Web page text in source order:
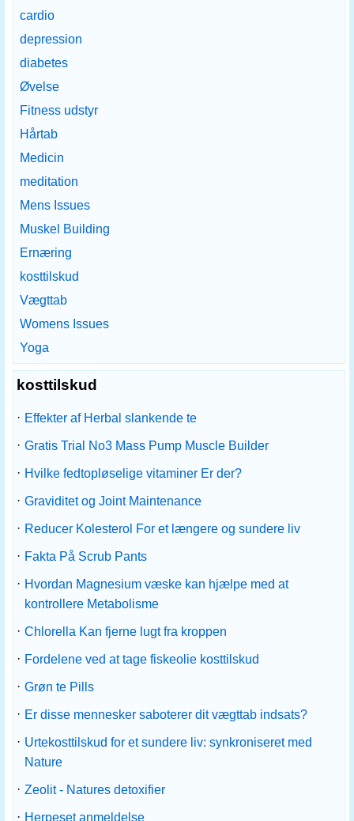
cardio
depression
diabetes
Øvelse
Fitness udstyr
Hårtab
Medicin
meditation
Mens Issues
Muskel Building
Ernæring
kosttilskud
Vægttab
Womens Issues
Yoga
kosttilskud
· Effekter af Herbal slankende te
· Gratis Trial No3 Mass Pump Muscle Builder
· Hvilke fedtopløselige vitaminer Er der?
· Graviditet og Joint Maintenance
· Reducer Kolesterol For et længere og sundere liv
· Fakta På Scrub Pants
· Hvordan Magnesium væske kan hjælpe med at
kontrollere Metabolisme
· Chlorella Kan fjerne lugt fra kroppen
· Fordelene ved at tage fiskeolie kosttilskud
· Grøn te Pills
· Er disse mennesker saboterer dit vægttab indsats?
· Urtekosttilskud for et sundere liv: synkroniseret med
Nature
· Zeolit ​​- Natures detoxifier
· Herpeset anmeldelse